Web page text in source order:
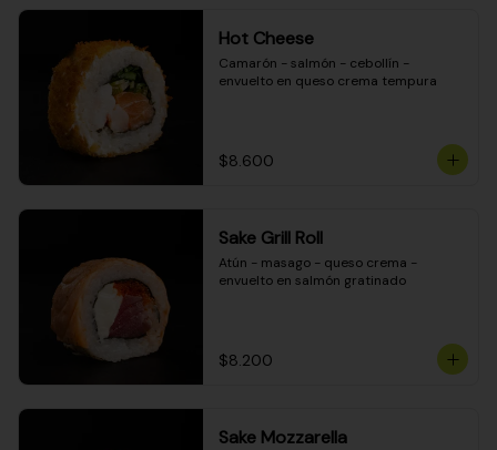
Hot Cheese
Camarón - salmón - cebollín -
envuelto en queso crema tempura
$8.600
Sake Grill Roll
Atún - masago - queso crema -
envuelto en salmón gratinado
$8.200
Sake Mozzarella